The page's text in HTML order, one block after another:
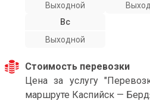
Выходной
Вс
Выходной
Стоимость перевозки
Цена за услугу
маршруте Каспийск —